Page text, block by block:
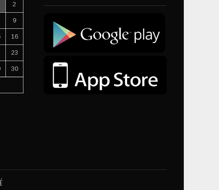
2
9
16
23
30